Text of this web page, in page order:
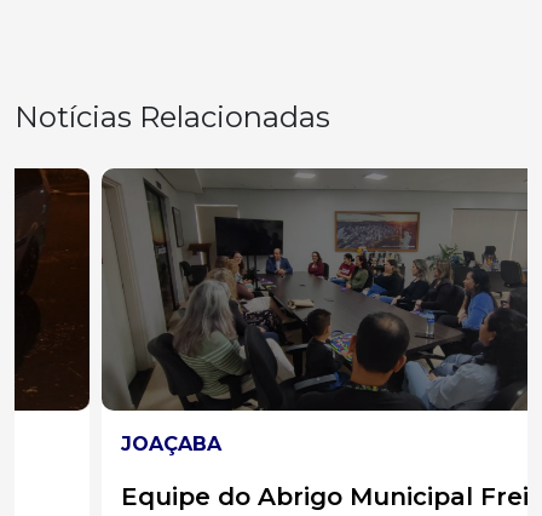
Notícias Relacionadas
JOAÇABA
Equipe do Abrigo Municipal Frei